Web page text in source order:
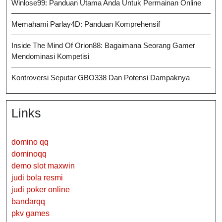
Winlose99: Panduan Utama Anda Untuk Permainan Online
Memahami Parlay4D: Panduan Komprehensif
Inside The Mind Of Orion88: Bagaimana Seorang Gamer
Mendominasi Kompetisi
Kontroversi Seputar GBO338 Dan Potensi Dampaknya
Links
domino qq
dominoqq
demo slot maxwin
judi bola resmi
judi poker online
bandarqq
pkv games